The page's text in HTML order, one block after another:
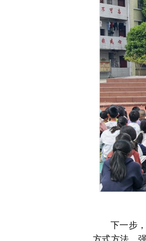
下一步
方式方法、